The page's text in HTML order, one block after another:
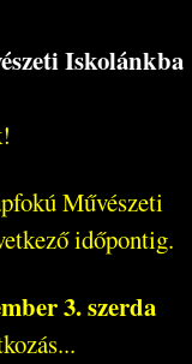
Iskolánkba
Művészeti
időpontig.
3. szerda